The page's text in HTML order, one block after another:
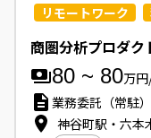
リモートワーク
商圏分析プロダク
80 ~ 80万
業務委託（常駐）
神谷町駅・六本